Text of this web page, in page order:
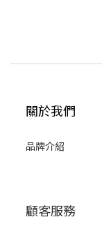
關於我們
品牌介紹
顧客服務